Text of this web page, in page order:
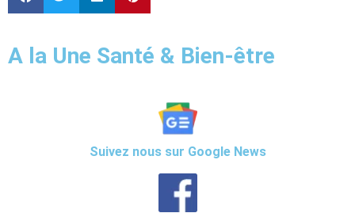
A la Une Santé & Bien-être
Suivez nous sur Google News